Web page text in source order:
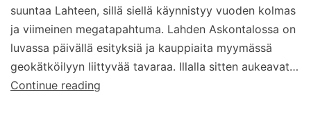
suuntaa Lahteen, sillä siellä käynnistyy vuoden kolmas
ja viimeinen megatapahtuma. Lahden Askontalossa on
luvassa päivällä esityksiä ja kauppiaita myymässä
geokätköilyyn liittyvää tavaraa. Illalla sitten aukeavat…
Continue reading